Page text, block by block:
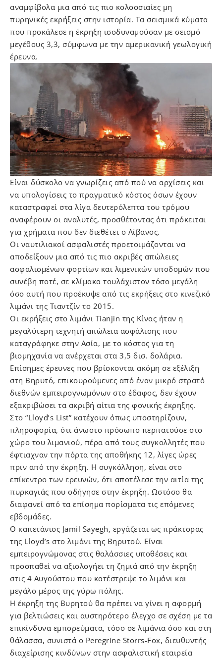
αναμφίβολα μια από τις πιο κολοσσιαίες μη
πυρηνικές εκρήξεις στην ιστορία. Τα σεισμικά κύματα
που προκάλεσε η έκρηξη ισοδυναμούσαν με σεισμό
μεγέθους 3,3, σύμφωνα με την αμερικανική γεωλογική
έρευνα.
Είναι δύσκολο να γνωρίζεις από πού να αρχίσεις και
να υπολογίσεις το πραγματικό κόστος όσων έχουν
καταστραφεί στα λίγα δευτερόλεπτα του τρόμου
αναφέρουν οι αναλυτές, προσθέτοντας ότι πρόκειται
για χρήματα που δεν διεθέτει ο Λίβανος.
Οι ναυτιλιακοί ασφαλιστές προετοιμάζονται να
αποδείξουν μια από τις πιο ακριβές απώλειες
ασφαλισμένων φορτίων και λιμενικών υποδομών που
συνέβη ποτέ, σε κλίμακα τουλάχιστον τόσο μεγάλη
όσο αυτή που προέκυψε από τις εκρήξεις στο κινεζικό
λιμάνι της Τιαντζίν το 2015.
Οι εκρήξεις στο λιμάνι Tianjin της Κίνας ήταν η
μεγαλύτερη τεχνητή απώλεια ασφάλισης που
καταγράφηκε στην Ασία, με το κόστος για τη
βιομηχανία να ανέρχεται στα 3,5 δισ. δολάρια.
Επίσημες έρευνες που βρίσκονται ακόμη σε εξέλιξη
στη Βηρυτό, επικουρούμενες από έναν μικρό στρατό
διεθνών εμπειρογνωμόνων στο έδαφος, δεν έχουν
εξακριβώσει τα ακριβή αίτια της φονικής έκρηξης.
Στο “Lloyd’s List” κατέχουν όπως υποστηρίζουν,
πληροφορία, ότι άνωστο πρόσωπο περπατούσε στο
χώρο του λιμανιού, πέρα ​​από τους συγκολλητές που
έφτιαχναν την πόρτα της αποθήκης 12, λίγες ώρες
πριν από την έκρηξη. Η συγκόλληση, είναι στο
επίκεντρο των ερευνών, ότι αποτέλεσε την αιτία της
πυρκαγιάς που οδήγησε στην έκρηξη. Ωστόσο θα
διαφανεί από τα επίσημα πορίσματα τις επόμενες
εβδομάδες.
Ο καπετάνιος Jamil Sayegh, εργάζεται ως πράκτορας
της Lloyd’s στο λιμάνι της Βηρυτού. Είναι
εμπειρογνώμονας στις θαλάσσιες υποθέσεις και
προσπαθεί να αξιολογήει τη ζημιά από την έκρηξη
στις 4 Αυγούστου που κατέστρεψε το λιμάνι και
μεγάλο μέρος της γύρω πόλης.
Η έκρηξη της Βυρητού θα πρέπει να γίνει η αφορμή
για βελτιώσεις και αυστηρότερο έλεγχο σε σχέση με τα
επικίνδυνα εμπορεύματα, τόσο σε λιμάνια όσο και στη
θάλασσα, συνιστά ο Peregrine Storrs-Fox, διευθυντής
διαχείρισης κινδύνων στην ασφαλιστική εταιρεία